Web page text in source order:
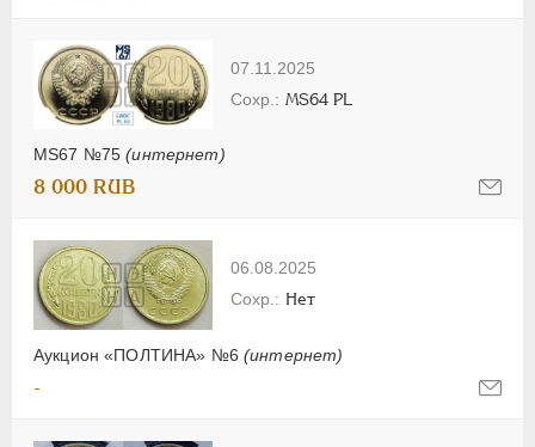
07.11.2025
MS67 №75(интернет)
MS64 PL
8 000 RUB
06.08.2025
Аукцион «ПОЛТИНА» №6 (интернет)
Нет
-